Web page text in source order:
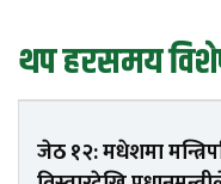
थप हरसमय
जेठ १२: मधेशमा